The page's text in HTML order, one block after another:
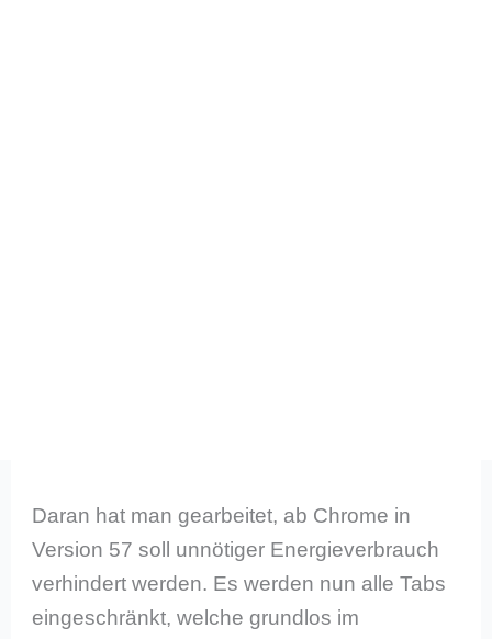
Daran hat man gearbeitet, ab Chrome in
Version 57 soll unnötiger Energieverbrauch
verhindert werden. Es werden nun alle Tabs
eingeschränkt, welche grundlos im